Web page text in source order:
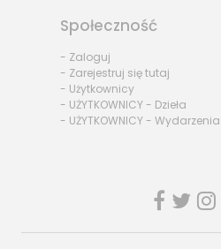
Społeczność
- Zaloguj
- Zarejestruj się tutaj
- Użytkownicy
- UŻYTKOWNICY - Dzieła
- UŻYTKOWNICY - Wydarzenia